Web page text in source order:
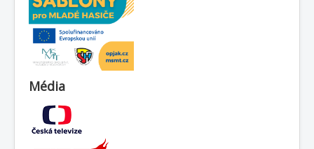
Média